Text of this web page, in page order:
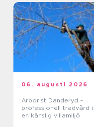
06. augusti 2026
Arborist Danderyd –
professionell trädvård i
en känslig villamiljö